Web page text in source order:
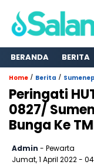
BERANDA BERITA
Home / Berita / Sumenep
Peringati
0827/
Bunga Ke
Admin - Pewarta
Jumat, 1 April 2022-